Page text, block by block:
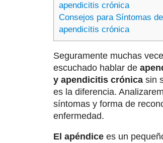
apendicitis crónica
Consejos para Síntomas
apendicitis crónica
Seguramente muchas
escuchado hablar de
y apendicitis crónica sin
es la diferencia.
síntomas y forma de
enfermedad.
El apéndice es un